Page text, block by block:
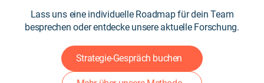
Lass uns eine individuelle Roadmap für dein Team
besprechen oder entdecke unsere aktuelle Forschung.
Strategie-Gespräch buchen